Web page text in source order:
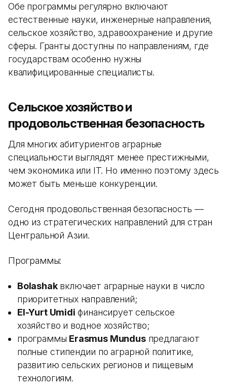
Обе программы регулярно включают
естественные науки, инженерные направления,
сельское хозяйство, здравоохранение и другие
сферы. Гранты доступны по направлениям, где
государствам особенно нужны
квалифицированные специалисты.
Сельское хозяйство и
продовольственная безопасность
Для многих абитуриентов аграрные
специальности выглядят менее престижными,
чем экономика или IT. Но именно поэтому здесь
может быть меньше конкуренции.
Сегодня продовольственная безопасность —
одно из стратегических направлений для стран
Центральной Азии.
Программы:
Bolashakвключает аграрные науки в число
приоритетных направлений;
El-Yurt Umidi финансирует сельское
хозяйство и водное хозяйство;
программы Erasmus Mundusпредлагают
полные стипендии по аграрной политике,
развитию сельских регионов и пищевым
технологиям.